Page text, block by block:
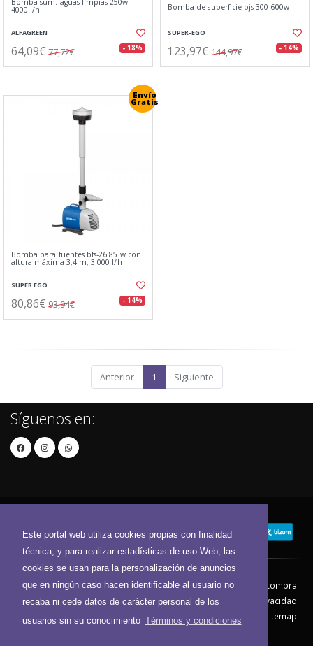
Este portal web utiliza cookies propias con finalidad
técnica, y para realizar estadísticas de uso Web, las
cookies se usan para la personalización de anuncios
que en ningún caso hacen identificable al usuario no
recaba ni cede datos de carácter personal de los
usuarios sin su conocimiento Términos y condiciones
Bomba sum. aguas limpias 250w-
4000 l/h
ALFAGREEN
64,09€ 77,72€ - 18%
Bomba de superficie bjs-300 600w
SUPER-EGO
123,97€ 144,97€ - 14%
Envío
Gratis
Bomba para fuentes bfs-26 85 w con
altura máxima 3,4 m, 3.000 l/h
SUPER EGO
80,86€ 93,94€ - 14%
Anterior 1 Siguiente
Síguenos en:
Contacto Aviso Legal
Condiciones de compra
Política de envíos
Política de devolución
Política de Privacidad
Política de Cookies
Sitemap